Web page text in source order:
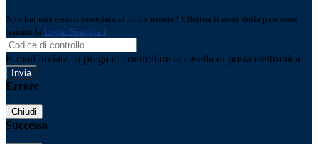
Non hai una e-mail associata al nome utente? Effettua il reset della password
tramite la Login Spaggiari
E-mail inviata, si prega di controllare la casella di posta elettronica!
Errore
Chiudi
Successo